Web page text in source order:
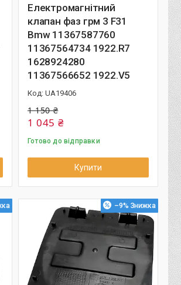
Електромагнітний
клапан фаз грм 3 F31
Bmw 11367587760
11367564734 1922.R7
1628924280
11367566652 1922.V5
UA19406
1 150 ₴
1 045 ₴
Готово до відправки
Купити
–9%